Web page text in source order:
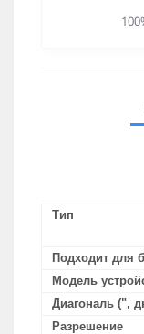
Тип
Подходит для
Модель
Диагональ (",
Разрешение